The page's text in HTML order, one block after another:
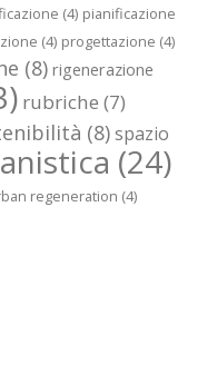
(4) pianificazione
(4) progettazione (4)
(8) rigenerazione
rubriche (7)
(8)spazio
(24)
regeneration (4)